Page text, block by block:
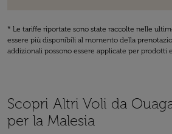
* Le tariffe riportate sono state raccolte nelle
essere più disponibili al momento della
addizionali possono essere applicate per prodotti
Scopri Altri Voli da
per la Malesia